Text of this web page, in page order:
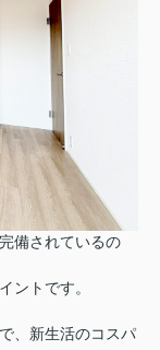
備されているの
ントです。
、新生活のコスパ